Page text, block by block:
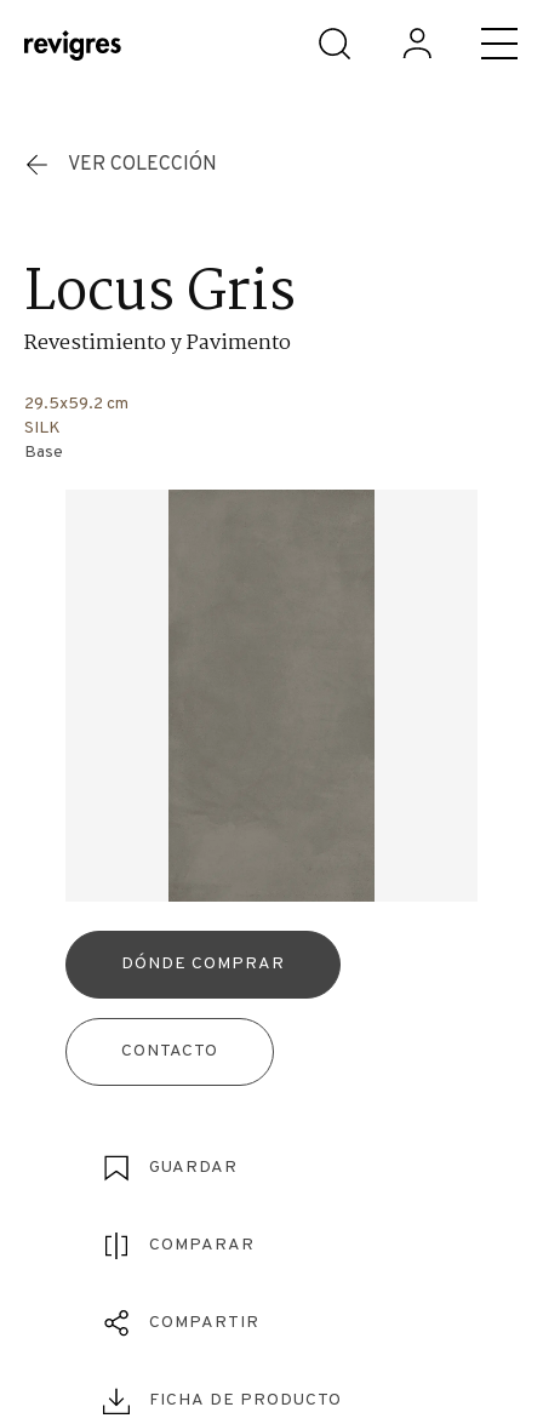
Saltar al contenido principal
VER COLECCIÓN
Locus Gris
Revestimiento y Pavimento
29.5x59.2 cm
SILK
Base
DÓNDE COMPRAR
CONTACTO
GUARDAR
COMPARAR
COMPARTIR
FICHA DE PRODUCTO